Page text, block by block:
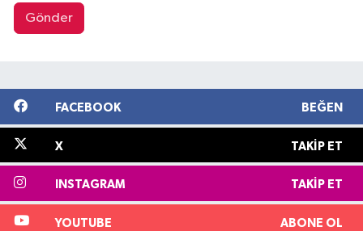
Gönder
FACEBOOK BEĞEN
X TAKIP ET
INSTAGRAM TAKIP ET
YOUTUBE ABONE OL